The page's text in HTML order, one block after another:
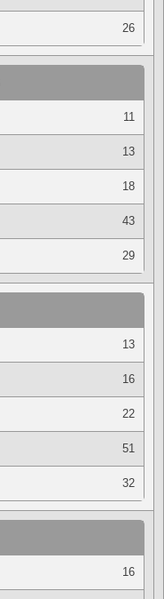
26
11
13
18
43
29
13
16
22
51
32
16